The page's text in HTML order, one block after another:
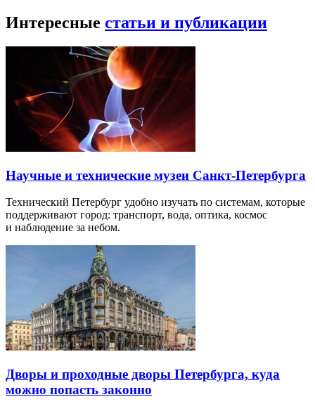
Интересные статьи и публикации
Научные и технические музеи Санкт-Петербурга
Технический Петербург удобно изучать по системам, которые
поддерживают город: транспорт, вода, оптика, космос
и наблюдение за небом.
Дворы и проходные дворы Петербурга, куда
можно попасть законно